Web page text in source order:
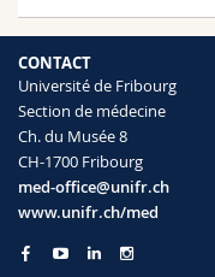
CONTACT
Université de Fribourg
Section de médecine
Ch. du Musée 8
CH-1700 Fribourg
med-office@unifr.ch
www.unifr.ch/med